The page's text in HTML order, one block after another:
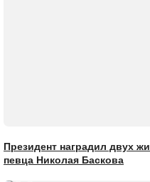
Президент наградил двух
певца Николая Баскова